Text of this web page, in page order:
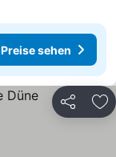
Preise sehen
Teilen